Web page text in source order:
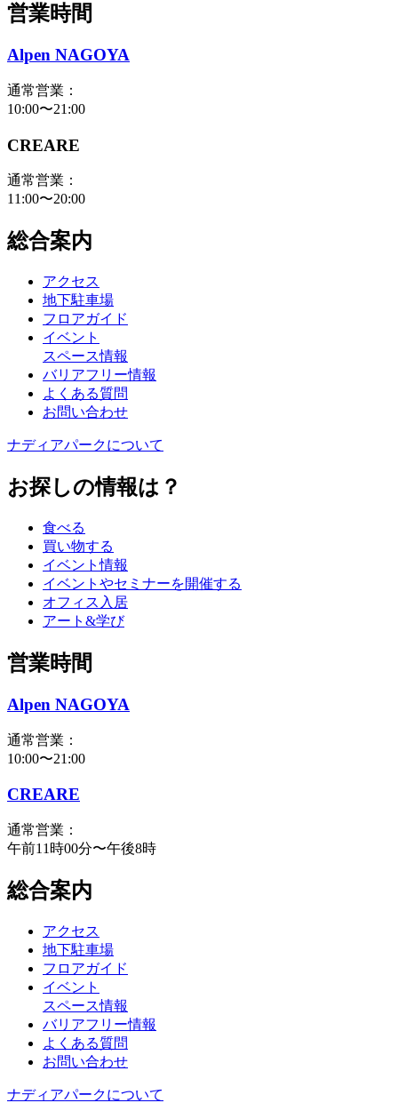
営業時間
Alpen NAGOYA
通常営業：
10:00〜21:00
CREARE
通常営業：
11:00〜20:00
総合案内
アクセス
地下駐車場
フロアガイド
イベント
スペース情報
バリアフリー情報
よくある質問
お問い合わせ
ナディアパークについて
お探しの情報は？
食べる
買い物する
イベント情報
イベントやセミナーを開催する
オフィス入居
アート&学び
営業時間
Alpen NAGOYA
通常営業：
10:00〜21:00
CREARE
通常営業：
午前11時00分〜午後8時
総合案内
アクセス
地下駐車場
フロアガイド
イベント
スペース情報
バリアフリー情報
よくある質問
お問い合わせ
ナディアパークについて